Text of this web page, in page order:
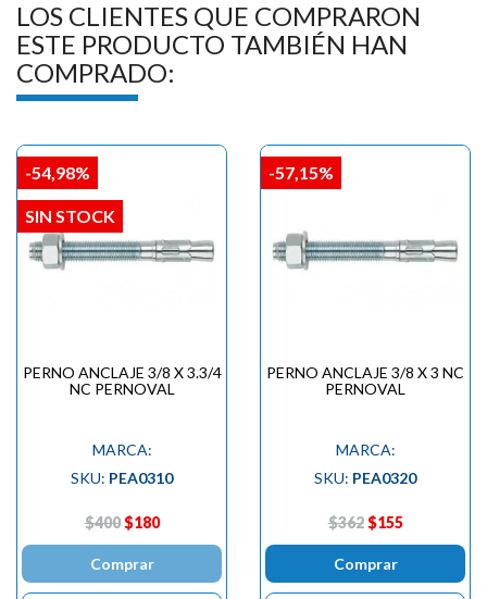
LOS CLIENTES QUE COMPRARON
ESTE PRODUCTO TAMBIÉN HAN
COMPRADO:
PERNO ANCLAJE 3/8 X 3.3/4
NC PERNOVAL
MARCA:
SKU: PEA0310
$400 $180
Comprar
-54,98%
SIN STOCK
PERNO ANCLAJE 3/8 X 3 NC
PERNOVAL
MARCA:
SKU: PEA0320
$362 $155
Comprar
-57,15%